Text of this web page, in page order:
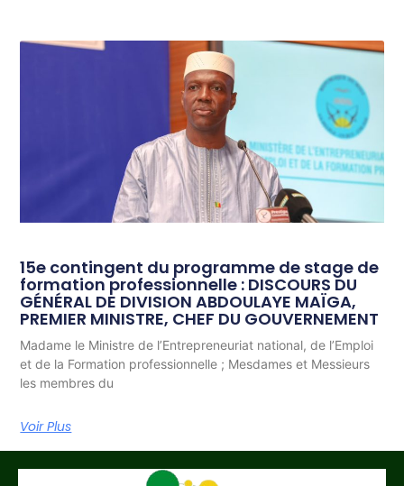
15e contingent du programme de stage de
formation professionnelle : DISCOURS DU
GÉNÉRAL DE DIVISION ABDOULAYE MAÏGA,
PREMIER MINISTRE, CHEF DU GOUVERNEMENT
Madame le Ministre de l’Entrepreneuriat national, de l’Emploi
et de la Formation professionnelle ; Mesdames et Messieurs
les membres du
Voir Plus